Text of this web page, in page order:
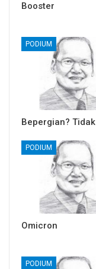
Booster
PODIUM
Bepergian? Tidak
PODIUM
Omicron
PODIUM